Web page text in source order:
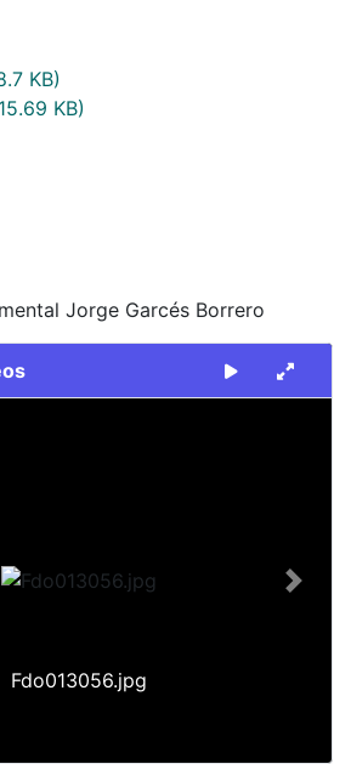
KB)
KB)
Jorge Garcés Borrero
Fdo013056.jpg
Next